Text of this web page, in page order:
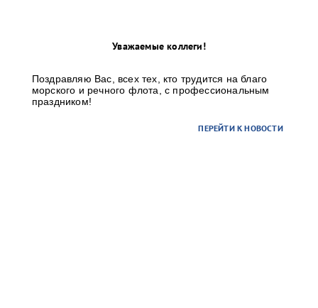
Уважаемые коллеги!
Поздравляю Вас, всех тех, кто трудится на благо
морского и речного флота, с профессиональным
праздником!
ПЕРЕЙТИ К НОВОСТИ